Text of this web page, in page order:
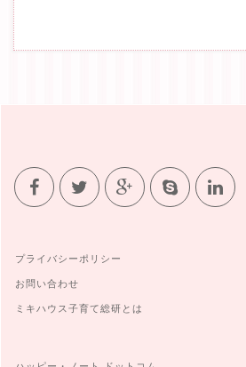
プライバシーポリシー
お問い合わせ
ミキハウス子育て総研とは